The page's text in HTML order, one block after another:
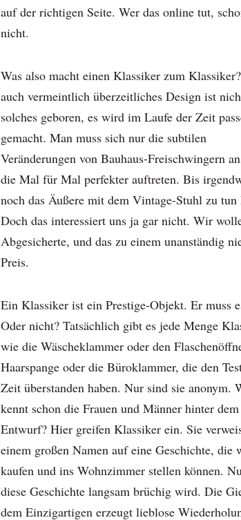
auf der richtigen Seite. Wer das online tut,
nicht.
Was also macht einen Klassiker zum
auch vermeintlich überzeitliches Design ist
solches geboren, es wird im Laufe der Zeit
gemacht. Man muss sich nur die subtilen
Veränderungen von Bauhaus-Freischwingern
die Mal für Mal perfekter auftreten. Bis
noch das Äußere mit dem Vintage-Stuhl zu tun
Doch das interessiert uns ja gar nicht. Wir
Abgesicherte, und das zu einem unanständig
Preis.
Ein Klassiker ist ein Prestige-Objekt. Er muss
Oder nicht? Tatsächlich gibt es jede Menge
wie die Wäscheklammer oder den
Haarspange oder die Büroklammer, die den
Zeit überstanden haben. Nur sind sie anonym.
kennt schon die Frauen und Männer hinter dem
Entwurf? Hier greifen Klassiker ein. Sie
einem großen Namen auf eine Geschichte, die
kaufen und ins Wohnzimmer stellen können.
diese Geschichte langsam brüchig wird. Die
dem Einzigartigen erzeugt lieblose